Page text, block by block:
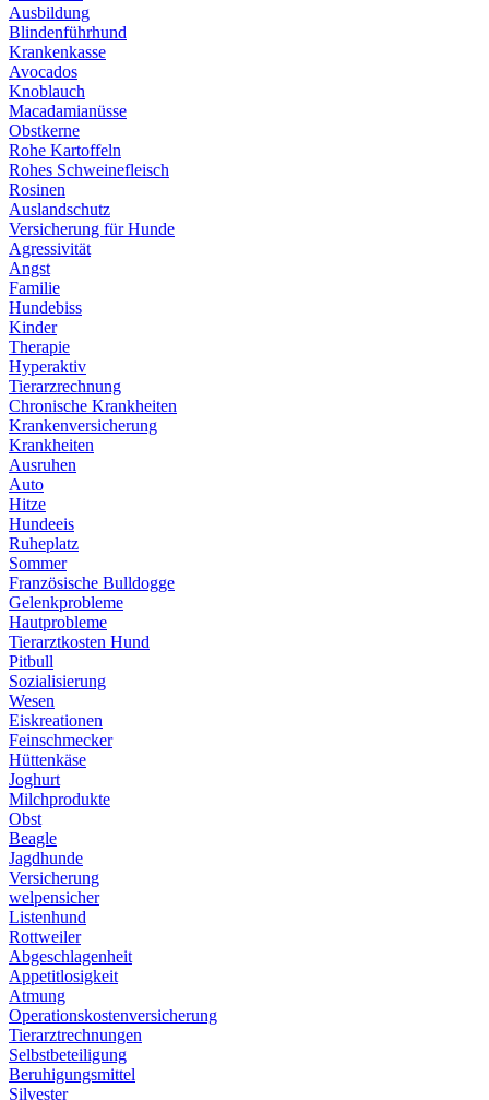
Ausbildung
Blindenführhund
Krankenkasse
Avocados
Knoblauch
Macadamianüsse
Obstkerne
Rohe Kartoffeln
Rohes Schweinefleisch
Rosinen
Auslandschutz
Versicherung für Hunde
Agressivität
Angst
Familie
Hundebiss
Kinder
Therapie
Hyperaktiv
Tierarzrechnung
Chronische Krankheiten
Krankenversicherung
Krankheiten
Ausruhen
Auto
Hitze
Hundeeis
Ruheplatz
Sommer
Französische Bulldogge
Gelenkprobleme
Hautprobleme
Tierarztkosten Hund
Pitbull
Sozialisierung
Wesen
Eiskreationen
Feinschmecker
Hüttenkäse
Joghurt
Milchprodukte
Obst
Beagle
Jagdhunde
Versicherung
welpensicher
Listenhund
Rottweiler
Abgeschlagenheit
Appetitlosigkeit
Atmung
Operationskostenversicherung
Tierarztrechnungen
Selbstbeteiligung
Beruhigungsmittel
Silvester